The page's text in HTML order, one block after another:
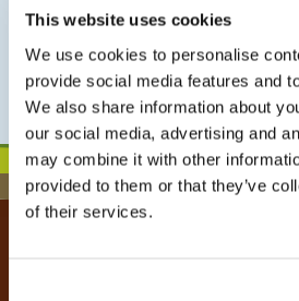
This website uses cookies
We use cookies to personalise
provide social media features and
We also share information about
our social media, advertising and
may combine it with other
provided to them or that they’ve
of their services.
gericht op het stimuleren van een
toekomstbestendig arbeidsmarkt
groene sectoren.
Bron tekst en foto: